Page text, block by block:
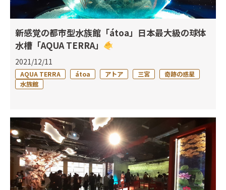
新感覚の都市型水族館「átoa」日本最大級の球体
水槽「AQUA TERRA」
2021/12/11
AQUA TERRA átoa アトア 三宮
奇跡の惑星
水族館